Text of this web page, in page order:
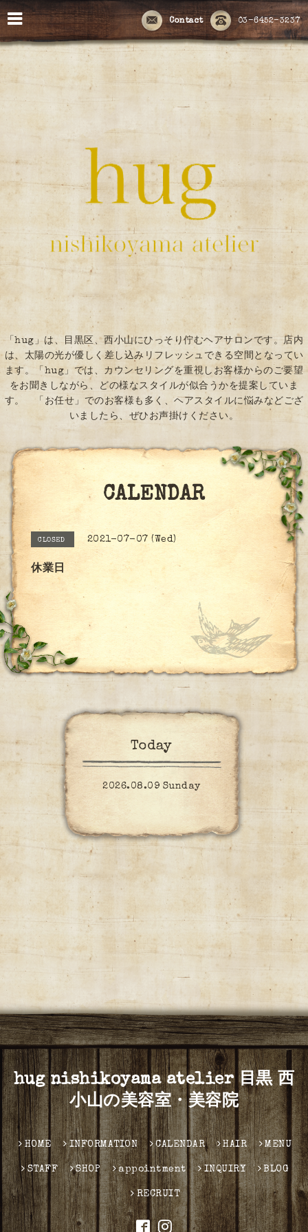
03-6452-3237
Contact
「hug」は、目黒区、西小山にひっそり佇むヘアサロンです。店内
は、太陽の光が優しく差し込みリフレッシュできる空間となってい
ます。「hug」では、カウンセリングを重視しお客様からのご要望
をお聞きしながら、どの様なスタイルが似合うかを提案していま
す。 「お任せ」でのお客様も多く、ヘアスタイルに悩みなどござ
いましたら、ぜひお声掛けください。
CALENDAR
CLOSED 2021-07-07 (Wed)
休業日
Today
2026.08.09 Sunday
hug nishikoyama atelier 目黒 西
小山の美容室・美容院
HOME INFORMATION CALENDAR HAIR MENU
STAFF SHOP appointment INQUIRY BLOG
RECRUIT